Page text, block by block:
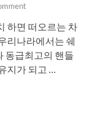
하면 떠오르는 차
리나라에서는 쉐
동급최고의 핸들
지가 되고 …